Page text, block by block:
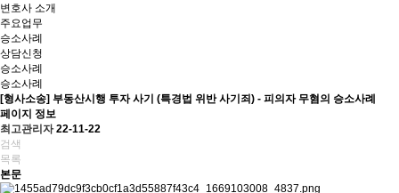
변호사 소개
주요업무
승소사례
상담신청
승소사례
승소사례
[형사소송] 부동산시행 투자 사기 (특경법 위반 사기죄) - 피의자 무혐의 승소사례
페이지 정보
최고관리자 22-11-22
검색
목록
본문